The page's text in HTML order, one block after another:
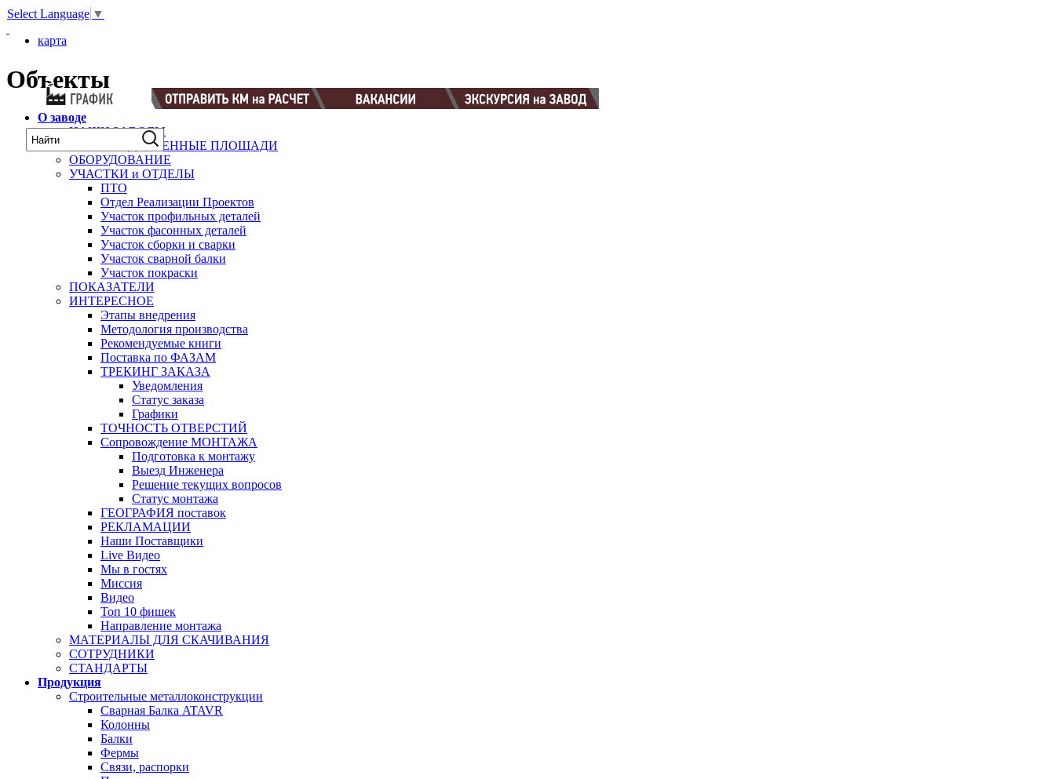
Select Language ▼
карта
Объекты
О заводе
НАШИ ЗАВОДЫ
ПРОИЗВОДСТВЕННЫЕ ПЛОЩАДИ
ОБОРУДОВАНИЕ
УЧАСТКИ и ОТДЕЛЫ
ПТО
Отдел Реализации Проектов
Участок профильных деталей
Участок фасонных деталей
Участок сборки и сварки
Участок сварной балки
Участок покраски
ПОКАЗАТЕЛИ
ИНТЕРЕСНОЕ
Этапы внедрения
Методология производства
Рекомендуемые книги
Поставка по ФАЗАМ
ТРЕКИНГ ЗАКАЗА
Уведомления
Статус заказа
Графики
ТОЧНОСТЬ ОТВЕРСТИЙ
Сопровождение МОНТАЖА
Подготовка к монтажу
Выезд Инженера
Решение текущих вопросов
Статус монтажа
ГЕОГРАФИЯ поставок
РЕКЛАМАЦИИ
Наши Поставщики
Live Видео
Мы в гостях
Миссия
Видео
Топ 10 фишек
Направление монтажа
МАТЕРИАЛЫ ДЛЯ СКАЧИВАНИЯ
СОТРУДНИКИ
СТАНДАРТЫ
Продукция
Строительные металлоконструкции
Сварная Балка ATAVR
Колонны
Балки
Фермы
Связи, распорки